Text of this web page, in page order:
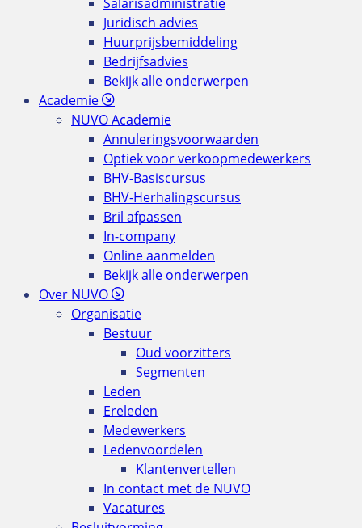
Juridisch advies
Huurprijsbemiddeling
Bedrijfsadvies
Bekijk alle onderwerpen
Academie
NUVO Academie
Annuleringsvoorwaarden
Optiek voor verkoopmedewerkers
BHV-Basiscursus
BHV-Herhalingscursus
Bril afpassen
In-company
Online aanmelden
Bekijk alle onderwerpen
Over NUVO
Organisatie
Bestuur
Oud voorzitters
Segmenten
Leden
Ereleden
Medewerkers
Ledenvoordelen
Klantenvertellen
In contact met de NUVO
Vacatures